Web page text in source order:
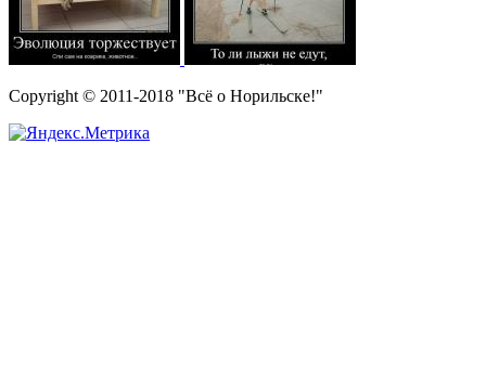
Copyright © 2011-2018 "Всё о Норильске!"